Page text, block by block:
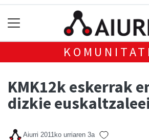
KMK12k eskerrak
dizkie euskaltzaleei
Aiurri 2011ko urriaren 3a